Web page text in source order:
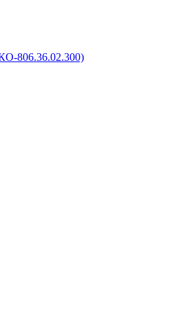
806.36.02.300)